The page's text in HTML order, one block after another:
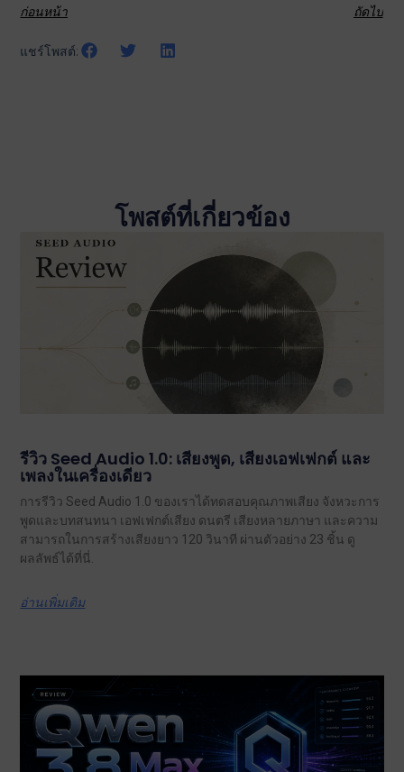
ก่อนหน้า ถัดไป
แชร์โพสต์:
โพสต์ที่เกี่ยวข้อง
รีวิว Seed Audio 1.0: เสียงพูด, เสียงเอฟเฟกต์ และ
เพลงในเครื่องเดียว
การรีวิว Seed Audio 1.0 ของเราได้ทดสอบคุณภาพเสียง จังหวะการ
พูดและบทสนทนา เอฟเฟกต์เสียง ดนตรี เสียงหลายภาษา และความ
สามารถในการสร้างเสียงยาว 120 วินาที ผ่านตัวอย่าง 23 ชิ้น ดู
ผลลัพธ์ได้ที่นี่.
อ่านเพิ่มเติม